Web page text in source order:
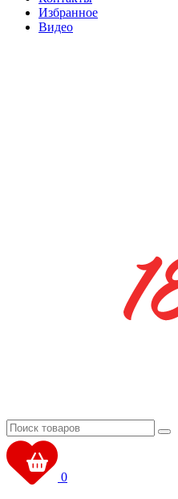
Избранное
Видео
0